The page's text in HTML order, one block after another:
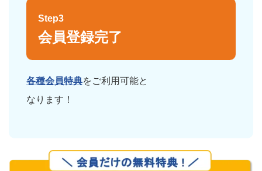
Step3
会員登録完了
各種会員特典をご利用可能と
なります！